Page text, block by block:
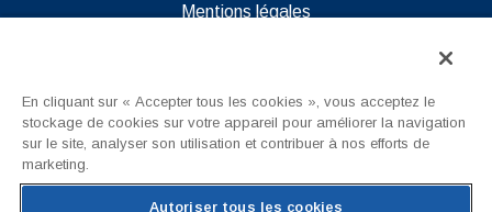
Ouvrir dans un nouvel onglet
Mentions légales
Nous contacter
En cliquant sur « Accepter tous les cookies », vous acceptez le
stockage de cookies sur votre appareil pour améliorer la navigation
sur le site, analyser son utilisation et contribuer à nos efforts de
marketing.
Autoriser tous les cookies